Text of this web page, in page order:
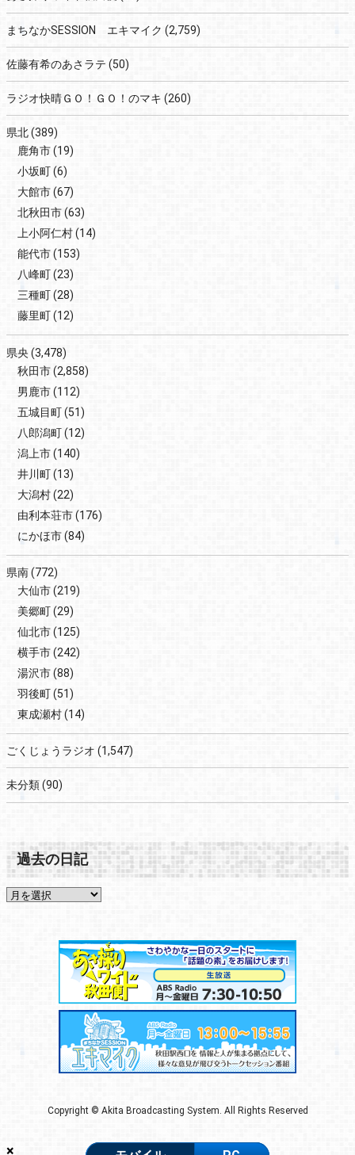
×
まちなかSESSION エキマイク (2,759)
佐藤有希のあさラテ (50)
ラジオ快晴ＧＯ！ＧＯ！のマキ (260)
県北(389)
鹿角市(19)
小坂町(6)
大館市(67)
北秋田市(63)
上小阿仁村(14)
能代市(153)
八峰町(23)
三種町(28)
藤里町(12)
県央 (3,478)
秋田市(2,858)
男鹿市(112)
五城目町(51)
八郎潟町(12)
潟上市(140)
井川町(13)
大潟村(22)
由利本荘市(176)
にかほ市(84)
県南(772)
大仙市(219)
美郷町(29)
仙北市(125)
横手市(242)
湯沢市(88)
羽後町(51)
東成瀬村(14)
ごくじょうラジオ (1,547)
未分類(90)
過去の日記
Copyright © Akita Broadcasting System. All Rights Reserved